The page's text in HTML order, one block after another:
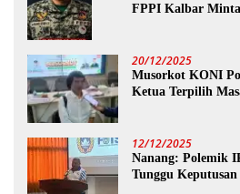
FPPI Kalbar Minta
20/12/2025
Musorkot KONI
Ketua Terpilih
12/12/2025
Nanang: Polemik
Tunggu